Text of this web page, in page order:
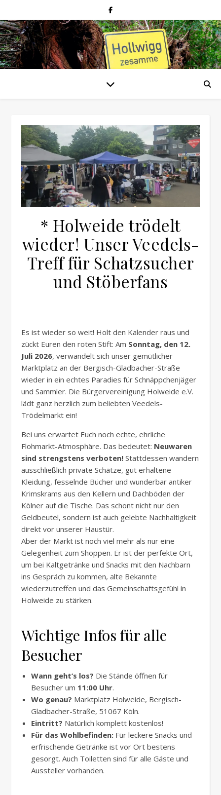
* Holweide trödelt
wieder! Unser Veedels-
Treff für Schatzsucher
und Stöberfans
Es ist wieder so weit! Holt den Kalender raus und
zückt Euren den roten Stift: Am Sonntag, den 12.
Juli 2026, verwandelt sich unser gemütlicher
Marktplatz an der Bergisch-Gladbacher-Straße
wieder in ein echtes Paradies für Schnäppchenjäger
und Sammler. Die Bürgervereinigung Holweide e.V.
lädt ganz herzlich zum beliebten Veedels-
Trödelmarkt ein!
Bei uns erwartet Euch noch echte, ehrliche
Flohmarkt-Atmosphäre. Das bedeutet: Neuwaren
sind strengstens verboten! Stattdessen wandern
ausschließlich private Schätze, gut erhaltene
Kleidung, fesselnde Bücher und wunderbar antiker
Krimskrams aus den Kellern und Dachböden der
Kölner auf die Tische. Das schont nicht nur den
Geldbeutel, sondern ist auch gelebte Nachhaltigkeit
direkt vor unserer Haustür.
Aber der Markt ist noch viel mehr als nur eine
Gelegenheit zum Shoppen. Er ist der perfekte Ort,
um bei Kaltgetränke und Snacks mit den Nachbarn
ins Gespräch zu kommen, alte Bekannte
wiederzutreffen und das Gemeinschaftsgefühl in
Holweide zu stärken.
Wichtige Infos für alle
Besucher
Wann geht’s los? Die Stände öffnen für
Besucher um 11:00 Uhr.
Wo genau? Marktplatz Holweide, Bergisch-
Gladbacher-Straße, 51067 Köln.
Eintritt? Natürlich komplett kostenlos!
Für das Wohlbefinden: Für leckere Snacks und
erfrischende Getränke ist vor Ort bestens
gesorgt. Auch Toiletten sind für alle Gäste und
Aussteller vorhanden.